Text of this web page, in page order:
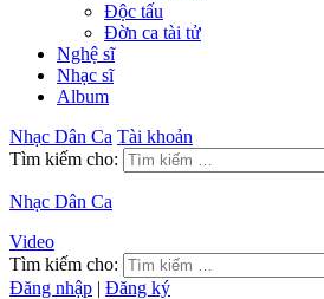
Độc tấu
Đờn ca tài tử
Nghệ sĩ
Nhạc sĩ
Album
Nhạc Dân Ca Tài khoản
Tìm kiếm cho:
Nhạc Dân Ca
Video
Tìm kiếm cho:
Đăng nhập | Đăng ký